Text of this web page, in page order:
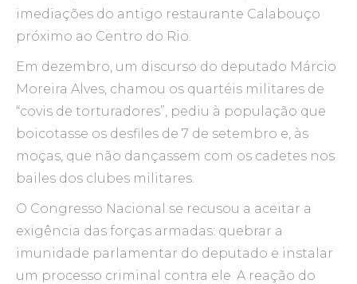
imediações do antigo restaurante Calabouço
próximo ao Centro do Rio.
Em dezembro, um discurso do deputado Márcio
Moreira Alves, chamou os quartéis militares de
“covis de torturadores”, pediu à população que
boicotasse os desfiles de 7 de setembro e, às
moças, que não dançassem com os cadetes nos
bailes dos clubes militares.
O Congresso Nacional se recusou a aceitar a
exigência das forças armadas: quebrar a
imunidade parlamentar do deputado e instalar
um processo criminal contra ele. A reação do